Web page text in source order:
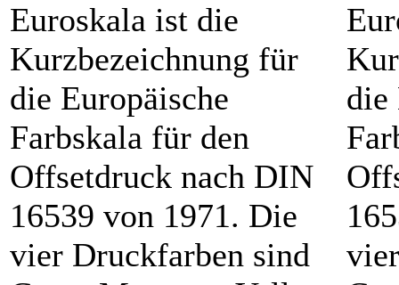
Euroskala ist die
Kurzbezeichnung für
die Europäische
Farbskala für den
Offsetdruck nach DIN
16539 von 1971. Die
vier Druckfarben sind
die